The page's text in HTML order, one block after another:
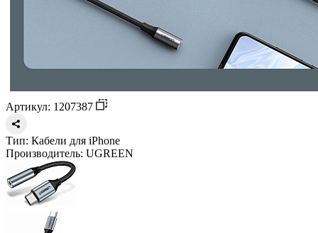
Артикул: 1207387
Тип: Кабели для iPhone
Производитель: UGREEN